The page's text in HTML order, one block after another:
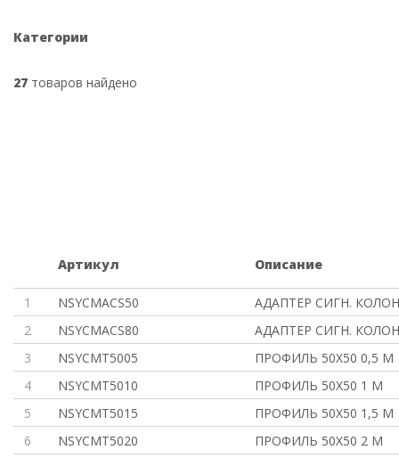
Категории
27 товаров найдено
Артикул Описание
1 NSYCMACS50
АДАПТЕР СИГН.
2
NSYCMACS80
АДАПТЕР СИГН.
3
NSYCMT5005
ПРОФИЛЬ 50Х50 0,5 М
4
NSYCMT5010
ПРОФИЛЬ 50Х50 1 М
5
NSYCMT5015
ПРОФИЛЬ 50Х50 1,5 М
6
NSYCMT5020
ПРОФИЛЬ 50Х50 2 М